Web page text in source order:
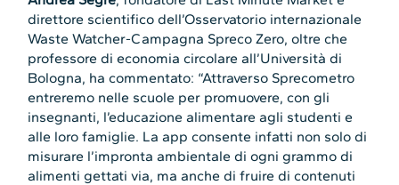
direttore scientifico dell’Osservatorio internazionale
Waste Watcher-Campagna Spreco Zero, oltre che
professore di economia circolare all’Università di
Bologna, ha commentato: “Attraverso Sprecometro
entreremo nelle scuole per promuovere, con gli
insegnanti, l’educazione alimentare agli studenti e
alle loro famiglie. La app consente infatti non solo di
misurare l’impronta ambientale di ogni grammo di
alimenti gettati via, ma anche di fruire di contenuti